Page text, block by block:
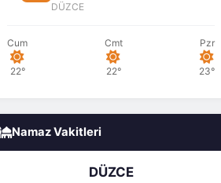
DÜZCE
Cum
22°
Cmt
22°
Pzr
23°
Namaz Vakitleri
DÜZCE